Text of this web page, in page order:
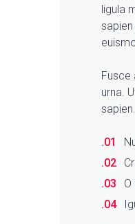
ligula
sapien
Fusce
urna.
sapien.